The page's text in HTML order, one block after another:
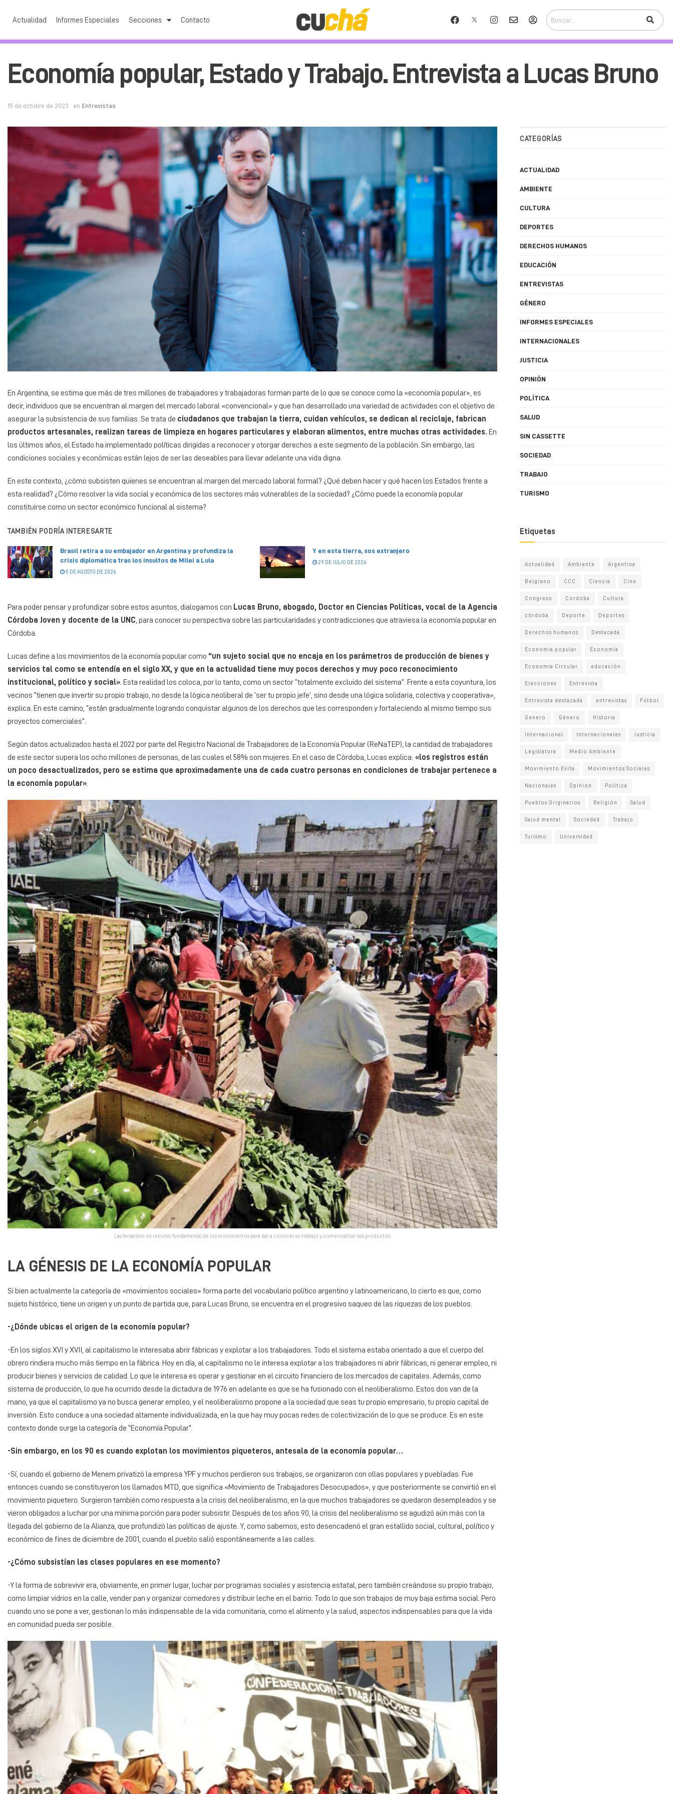
Actualidad Informes Especiales Secciones Contacto
Economía popular, Estado y Trabajo. Entrevista a Lucas Bruno
15 de octubre de 2023 en Entrevistas
En Argentina, se estima que más de tres millones de trabajadores y trabajadoras forman parte de lo que se conoce como la «economía popular», es
decir, individuos que se encuentran al margen del mercado laboral «convencional» y que han desarrollado una variedad de actividades con el objetivo de
asegurar la subsistencia de sus familias. Se trata de ciudadanos que trabajan la tierra, cuidan vehículos, se dedican al reciclaje, fabrican
productos artesanales, realizan tareas de limpieza en hogares particulares y elaboran alimentos, entre muchas otras actividades. En
los últimos años, el Estado ha implementado políticas dirigidas a reconocer y otorgar derechos a este segmento de la población. Sin embargo, las
condiciones sociales y económicas están lejos de ser las deseables para llevar adelante una vida digna.
En este contexto, ¿cómo subsisten quienes se encuentran al margen del mercado laboral formal? ¿Qué deben hacer y qué hacen los Estados frente a
esta realidad? ¿Cómo resolver la vida social y económica de los sectores más vulnerables de la sociedad? ¿Cómo puede la economía popular
constituirse como un sector económico funcional al sistema?
TAMBIÉN PODRÍA INTERESARTE
Brasil retira a su embajador en Argentina y profundiza la
crisis diplomática tras los insultos de Milei a Lula
5 DE AGOSTO DE 2026
Y en esta tierra, sos extranjero
29 DE JULIO DE 2026
Para poder pensar y profundizar sobre estos asuntos, dialogamos con Lucas Bruno, abogado, Doctor en Ciencias Políticas, vocal de la Agencia
Córdoba Joven y docente de la UNC , para conocer su perspectiva sobre las particularidades y contradicciones que atraviesa la economía popular en
Córdoba.
Lucas define a los movimientos de la economía popular como “un sujeto social que no encaja en los parámetros de producción de bienes y
servicios tal como se entendía en el siglo XX, y que en la actualidad tiene muy pocos derechos y muy poco reconocimiento
institucional, político y social» . Esta realidad los coloca, por lo tanto, como un sector “totalmente excluido del sistema”. Frente a esta coyuntura, los
vecinos “tienen que invertir su propio trabajo, no desde la lógica neoliberal de ‘ser tu propio jefe’, sino desde una lógica solidaria, colectiva y cooperativa»,
explica. En este camino, “están gradualmente logrando conquistar algunos de los derechos que les corresponden y fortaleciendo al mismo tiempo sus
proyectos comerciales”.
Según datos actualizados hasta el 2022 por parte del Registro Nacional de Trabajadores de la Economía Popular (ReNaTEP), la cantidad de trabajadores
de este sector supera los ocho millones de personas, de las cuales el 58% son mujeres. En el caso de Córdoba, Lucas explica: «los registros están
un poco desactualizados, pero se estima que aproximadamente una de cada cuatro personas en condiciones de trabajar pertenece a
la economía popular»
Las ferias son un recurso fundamental de los movimientos para dar a conocer su trabajo y comercializar sus productos.
LA GÉNESIS DE LA ECONOMÍA POPULAR
Si bien actualmente la categoría de «movimientos sociales» forma parte del vocabulario político argentino y latinoamericano, lo cierto es que, como
sujeto histórico, tiene un origen y un punto de partida que, para Lucas Bruno, se encuentra en el progresivo saqueo de las riquezas de los pueblos.
-¿Dónde ubicas el origen de la economía popular?
-En los siglos XVI y XVII, al capitalismo le interesaba abrir fábricas y explotar a los trabajadores. Todo el sistema estaba orientado a que el cuerpo del
obrero rindiera mucho más tiempo en la fábrica. Hoy en día, al capitalismo no le interesa explotar a los trabajadores ni abrir fábricas, ni generar empleo, ni
producir bienes y servicios de calidad. Lo que le interesa es operar y gestionar en el circuito financiero de los mercados de capitales. Además, como
sistema de producción, lo que ha ocurrido desde la dictadura de 1976 en adelante es que se ha fusionado con el neoliberalismo. Estos dos van de la
mano, ya que el capitalismo ya no busca generar empleo, y el neoliberalismo propone a la sociedad que seas tu propio empresario, tu propio capital de
inversión. Esto conduce a una sociedad altamente individualizada, en la que hay muy pocas redes de colectivización de lo que se produce. Es en este
contexto donde surge la categoría de “Economía Popular”.
-Sin embargo, en los 90 es cuando explotan los movimientos piqueteros, antesala de la economía popular…
-Sí, cuando el gobierno de Menem privatizó la empresa YPF y muchos perdieron sus trabajos, se organizaron con ollas populares y puebladas. Fue
entonces cuando se constituyeron los llamados MTD, que significa «Movimiento de Trabajadores Desocupados», y que posteriormente se convirtió en el
movimiento piquetero. Surgieron también como respuesta a la crisis del neoliberalismo, en la que muchos trabajadores se quedaron desempleados y se
vieron obligados a luchar por una mínima porción para poder subsistir. Después de los años 90, la crisis del neoliberalismo se agudizó aún más con la
llegada del gobierno de la Alianza, que profundizó las políticas de ajuste. Y, como sabemos, esto desencadenó el gran estallido social, cultural, político y
económico de fines de diciembre de 2001, cuando el pueblo salió espontáneamente a las calles.
-¿Cómo subsistían las clases populares en ese momento?
-Y la forma de sobrevivir era, obviamente, en primer lugar, luchar por programas sociales y asistencia estatal, pero también creándose su propio trabajo,
como limpiar vidrios en la calle, vender pan y organizar comedores y distribuir leche en el barrio. Todo lo que son trabajos de muy baja estima social. Pero
cuando uno se pone a ver, gestionan lo más indispensable de la vida comunitaria, como el alimento y la salud, aspectos indispensables para que la vida
en comunidad pueda ser posible.
CATEGORÍAS
ACTUALIDAD
AMBIENTE
CULTURA
DEPORTES
DERECHOS HUMANOS
EDUCACIÓN
ENTREVISTAS
GÉNERO
INFORMES ESPECIALES
INTERNACIONALES
JUSTICIA
OPINIÓN
POLÍTICA
SALUD
SIN CASSETTE
SOCIEDAD
TRABAJO
TURISMO
Etiquetas
Actualidad Ambiente Argentina
Belgrano CCC Ciencia Cine
Congreso Cordoba Cultura
córdoba Deporte Deportes
Derechos humanos Destacada
Economia popular Economía
Economía Circular educación
Elecciones Entrevista
Entrevista destacada entrevistas Fútbol
Genero Género Historia
Internacional Internacionales Justicia
Legislatura Medio Ambiente
Movimiento Evita Movimientos Sociales
Nacionales Opinion Politica
Pueblos Originarios Religión Salud
Salud mental Sociedad Trabajo
Turismo Universidad